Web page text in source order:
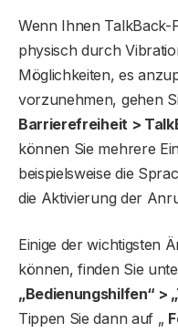
Wenn Ihnen TalkBack-
physisch durch
Möglichkeiten, es
vorzunehmen, gehen
Barrierefreiheit >
können Sie mehrere
beispielsweise die
die Aktivierung der
Einige der wichtigsten
können, finden Sie
„Bedienungshilfen“ >
Tippen Sie dann auf „